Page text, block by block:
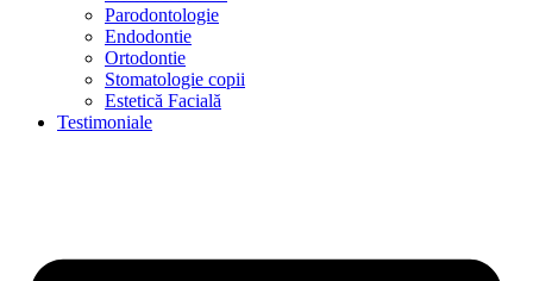
Parodontologie
Endodontie
Ortodontie
Stomatologie copii
Estetică Facială
Testimoniale